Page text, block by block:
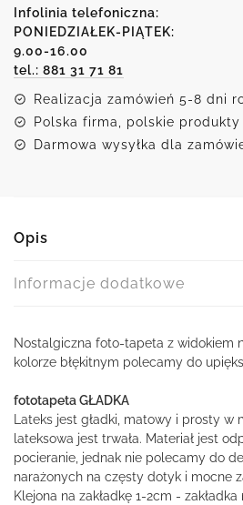
widokiem
na
morze
Infolinia telefoniczna:
PONIEDZIAŁEK-PIĄTEK:
9.00-16.00
tel.: 881 31 71 81
Realizacja zamówień 5-8 dni
Polska firma, polskie produkty
Darmowa wysyłka dla
Opis
Informacje dodatkowe
Nostalgiczna foto-tapeta z widokiem
kolorze błękitnym polecamy do
fototapeta GŁADKA
Lateks jest gładki, matowy i prosty w
lateksowa jest trwała. Materiał jest
pocieranie, jednak nie polecamy do
narażonych na częsty dotyk i mocne
Klejona na zakładkę 1-2cm -